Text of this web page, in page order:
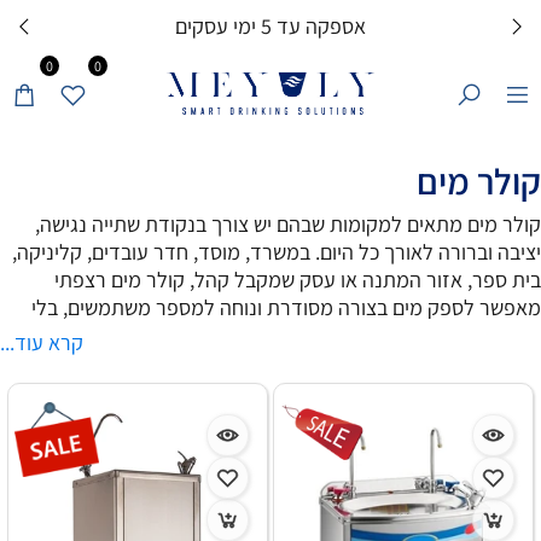
אספקה עד 5 ימי עסקים
0 0
קולר מים
קולר מים מתאים למקומות שבהם יש צורך בנקודת שתייה נגישה,
יציבה וברורה לאורך כל היום. במשרד, מוסד, חדר עובדים, קליניקה,
בית ספר, אזור המתנה או עסק שמקבל קהל, קולר מים רצפתי
מאפשר לספק מים בצורה מסודרת ונוחה למספר משתמשים, בלי
קולר למשרד או למוסד צריך להתאים לשימוש חוזר, לנגישות גבוהה
ולמיקום ברור בחלל. דגמי נירוסטה רצפתיים מתאימים במיוחד
לסביבה עסקית או ציבורית, בזכות מראה נקי, מבנה יציב ויכולת
להשתלב בפינת שתייה קבועה לעובדים, לקוחות, תלמידים, מטופלים
או אורחים. הבחירה בין קולר מים קרים לבין קולר מים קרים וחמים
תלויה באופי המקום, בכמות המשתמשים ובצורך בשתייה חמה לצד
שתייה קרה.
קרא עוד...